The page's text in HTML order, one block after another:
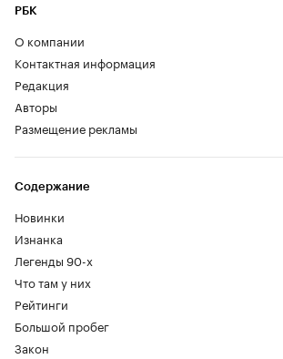
РБК
О компании
Контактная информация
Редакция
Авторы
Размещение рекламы
Содержание
Новинки
Изнанка
Легенды 90-х
Что там у них
Рейтинги
Большой пробег
Закон